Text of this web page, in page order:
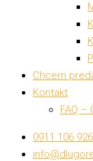
Chcem
Kontakt
FAQ –
0911 106 926